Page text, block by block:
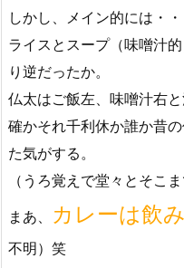
しかし、メイン的には・
ライスとスープ（味噌汁
り逆だったか。
仏太はご飯左、味噌汁右と
確かそれ千利休か誰か昔
た気がする。
（うろ覚えで堂々とそこ
まあ、
カレーは飲
不明）笑